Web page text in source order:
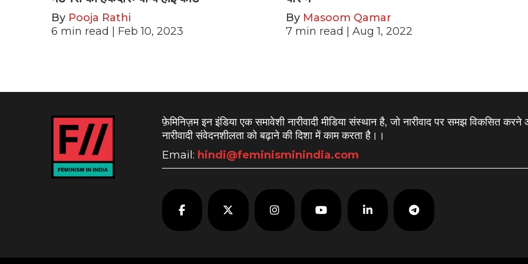
By Pooja Rathi
6 min read | Feb 10, 2023
By Masoom Qamar
7 min read | Aug 1, 2022
फ़ेमिनिज़म इन इंडिया एक समावेशी नारीवादी मीडिया संस्थान है, जो नारीवाद पर समझ विकसित
नारीवादी संवेदनशीलता को बढ़ाने की दिशा में काम करता है। ।
Email: hindi@feminisminindia.com